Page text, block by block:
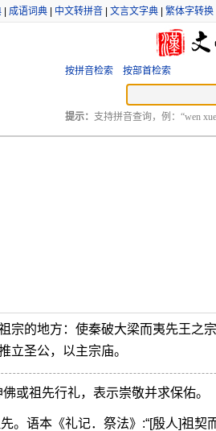
| 成语词典| 中文转拼音| 文言文字典| 繁体字转换
按拼音检索 按部首检索
提示： 支持拼音查询，例：“wen
的地方：使秦破大梁而夷先王之宗
圣公，以主宗庙。
佛或祖先行礼，表示崇敬并求保佑。
。语本《礼记．祭法》:“[殷人]祖契